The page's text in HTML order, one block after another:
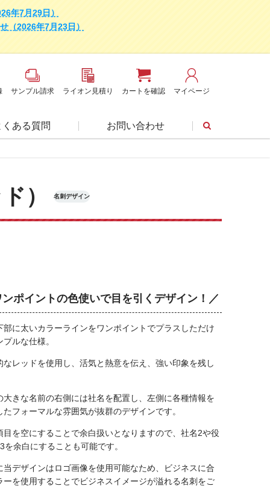
年7月29日）
（2026年7月23日）
サンプル請求 ライオン見積り カートを確認 マイページ
くある質問 お問い合わせ
） 名刺デザイン
ポイントの色使いで目を引くデザイン！／
部に太いカラーラインをワンポイントでプラスしただけ
プルな仕様。
なレッドを使用し、活気と熱意を伝え、強い印象を残し
大きな名前の右側には社名を配置し、左側に各種情報を
たフォーマルな雰囲気が抜群のデザインです。
目を空にすることで余白扱いとなりますので、社名2や役
を余白にすることも可能です。
当デザインはロゴ画像を使用可能なため、ビジネスに合
ーを使用することでビジネスイメージが溢れる名刺をご